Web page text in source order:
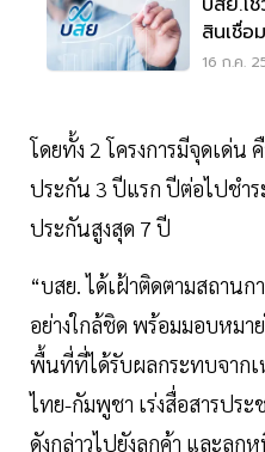
สินเชื่อ
16 ก.ค.
โดยทั้ง 2 โครงการมีจุดเด่น
ประกัน 3 ปีแรก ปีต่อไปชำร
ประกันสูงสุด 7 ปี
“บสย. ได้เฝ้าติดตามสถา
อย่างใกล้ชิด พร้อมมอบหม
พื้นที่ที่ได้รับผลกระทบจากเ
ไทย-กัมพูชา เร่งสื่อสารปร
ดังกล่าวไปยังลูกค้า และลูก